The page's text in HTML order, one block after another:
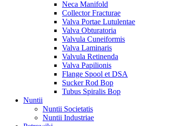
Neca Manifold
Collector Fracturae
Valva Portae Lutulentae
Valva Obturatoria
Valvula Cuneiformis
Valva Laminaris
Valvula Retinenda
Valva Papilionis
Flange Spool et DSA
Sucker Rod Bop
Tubus Spiralis Bop
Nuntii
Nuntii Societatis
Nuntii Industriae